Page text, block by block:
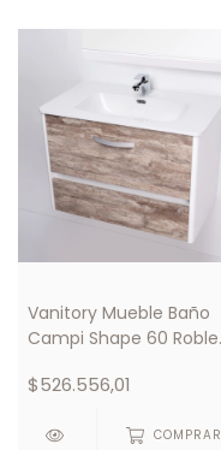
Vanitory Mueble Baño
Campi Shape 60 Roble
$526.556,01
COMPRAR